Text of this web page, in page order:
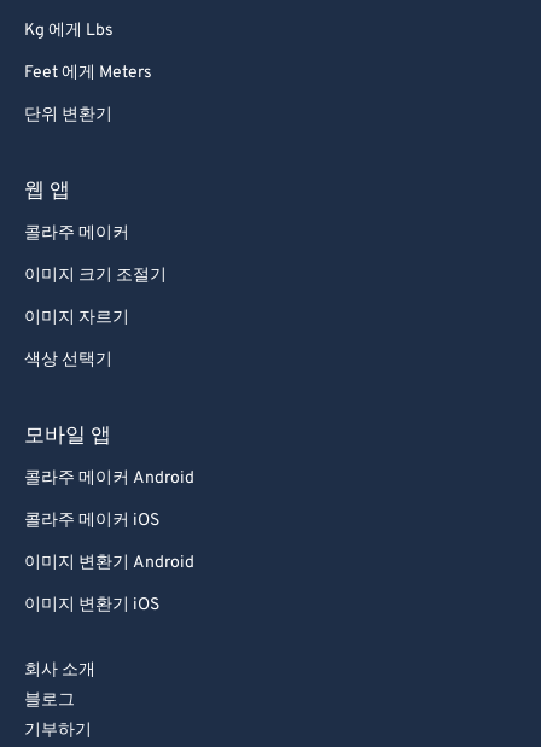
Kg 에게 Lbs
Feet 에게 Meters
단위 변환기
웹 앱
콜라주 메이커
이미지 크기 조절기
이미지 자르기
색상 선택기
모바일 앱
콜라주 메이커 Android
콜라주 메이커 iOS
이미지 변환기 Android
이미지 변환기 iOS
회사 소개
블로그
기부하기